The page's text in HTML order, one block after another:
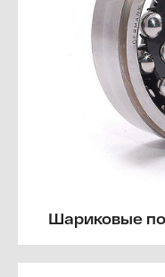
Шариковые